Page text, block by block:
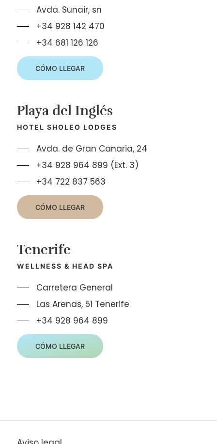
Avda. Sunair, sn
+34 928 142 470
+34 681 126 126
CÓMO LLEGAR
Playa del Inglés
HOTEL SHOLEO LODGES
Avda. de Gran Canaria, 24
+34 928 964 899 (Ext. 3)
+34 722 837 563
CÓMO LLEGAR
Tenerife
WELLNESS & HEAD SPA
Carretera General
Las Arenas, 51 Tenerife
+34 928 964 899
CÓMO LLEGAR